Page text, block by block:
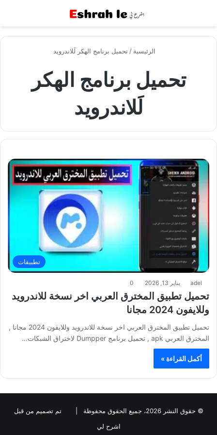
الرئيسية / تحميل برنامج الهكر لَلاندرويد
تحميل برنامج الهكر
لَلاندرويد
تطبيقات
adel يناير 13, 2026 0
تحميل تطبيق المخترق العربي اخر نسخة للاندرويد
وللايفون 2024 مجانا
تحميل تطبيق المخترق العربي اخر نسخة للاندرويد وللايفون 2024 مجانا ,
المخترق العربي apk , تحميل برنامج Dumpper لاختراق الشبكات…
أكمل القراءة »
© حقوق النشر 2026، جميع الحقوق محفوظة |
تم تصميم من قبل
اشرح لي